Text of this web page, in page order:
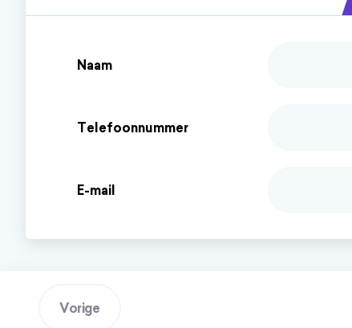
Naam
Telefoonnummer
E-mail
Vorige